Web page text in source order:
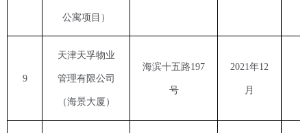
公寓项目）
9
天津天孚物业
管理有限公司
（海景大厦）
海滨十五路197
号
2021 年12
月